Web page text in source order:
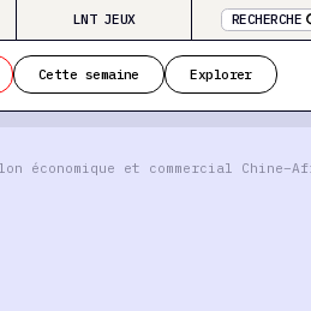
LNT JEUX RECHERCHE
Cette semaine Explorer
économique et commercial